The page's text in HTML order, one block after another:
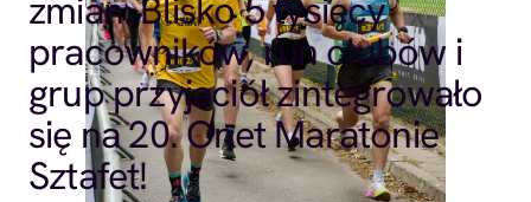
zmian. Blisko 5 tysięcy
pracowników, run clubów i
grup przyjaciół zintegrowało
się na 20. Onet Maratonie
Sztafet!